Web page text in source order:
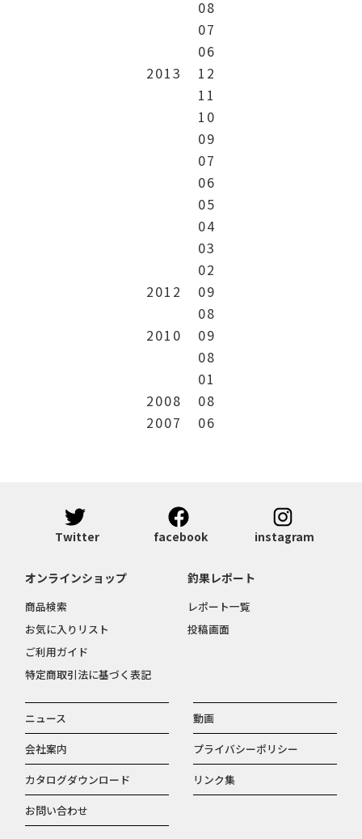
08
07
06
2013
12
11
10
09
07
06
05
04
03
02
2012
09
08
2010
09
08
01
2008
08
2007
06
Twitter facebook instagram
ニュース
動画
会社案内
プライバシーポリシー
カタログダウンロード
リンク集
お問い合わせ
オンラインショップ
商品検索
お気に入りリスト
ご利用ガイド
特定商取引法に基づく表記
釣果レポート
レポート一覧
投稿画面